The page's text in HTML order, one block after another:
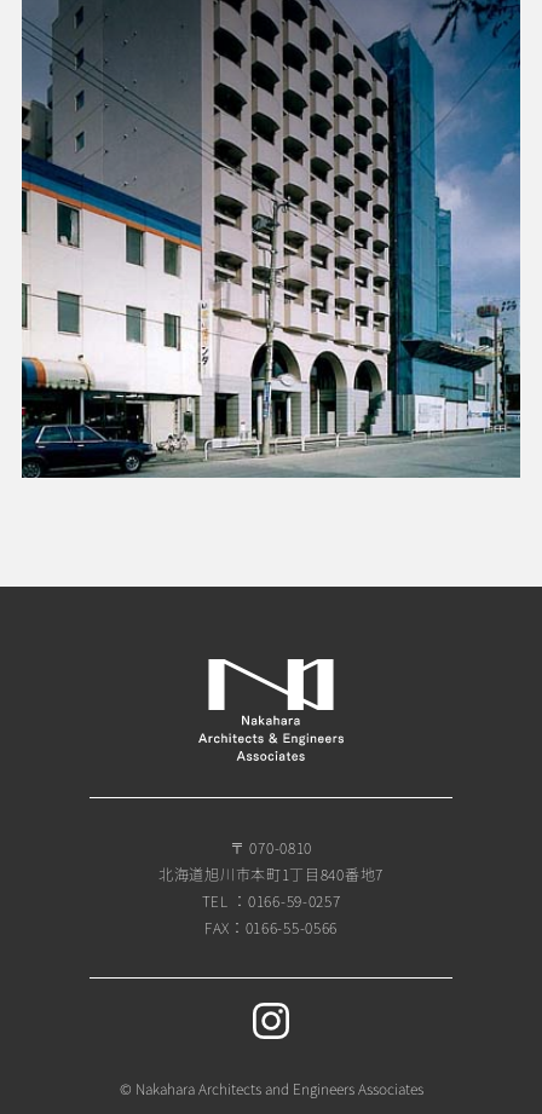
〒 070-0810
北海道旭川市本町1丁目840番地7
TEL ：0166-59-0257
FAX：0166-55-0566
© Nakahara Architects and Engineers Associates